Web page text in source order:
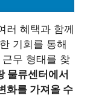
러 혜택과 함께
기회를 통해
무 형태를 찾
물류센터에서
화를 가져올 수